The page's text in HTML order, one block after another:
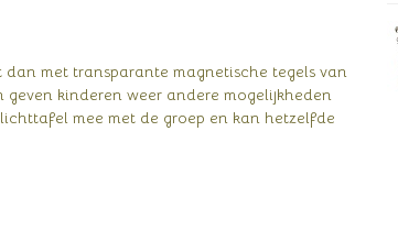
met transparante magnetische tegels van
kinderen weer andere mogelijkheden
mee met de groep en kan hetzelfde